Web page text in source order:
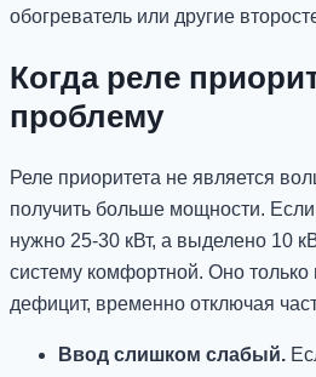
обогреватель или другие
Когда реле
проблему
Реле приоритета не является
получить больше мощности.
нужно 25-30 кВт, а выделено 10
систему комфортной. Оно только
дефицит, временно отключая
Ввод слишком слабый.